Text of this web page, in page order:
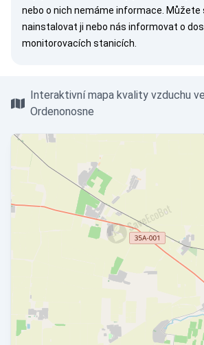
nebo o nich nemáme informace. Můžete
nainstalovat ji nebo nás informovat o
monitorovacích stanicích.
Interaktivní mapa kvality vzduchu
Ordenonosne